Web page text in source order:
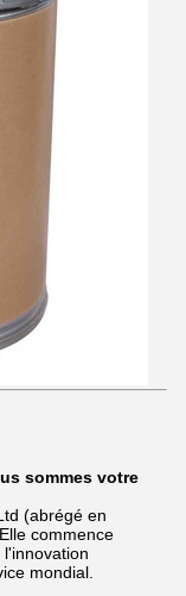
sommes votre
(abrégé en
commence
mondial.